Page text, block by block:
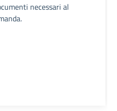
necessari al